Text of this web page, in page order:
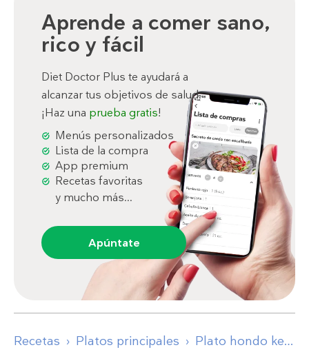
Aprende a comer sano,
rico y fácil
Diet Doctor Plus te ayudará a
alcanzar tus objetivos de salud.
¡Haz una prueba gratis!
Menús personalizados
Lista de la compra
App premium
Recetas favoritas
y mucho más...
Apúntate
Recetas Platos principales Plato hondo keto de fajitas de pollo